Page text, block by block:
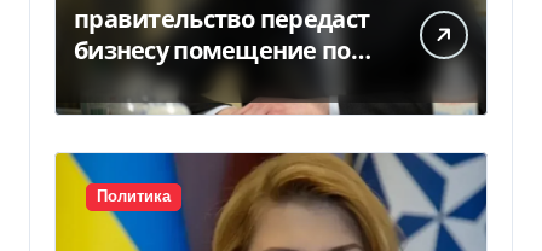
правительство передаст
бизнесу помещение под
склады
Политика